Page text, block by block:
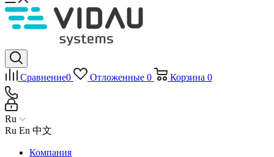
Сравнение0 Отложенные 0 Корзина 0
Ru
Ru En 中文
Компания